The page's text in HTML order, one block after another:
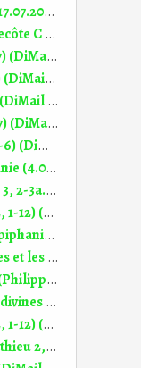
Hospitaliers Homélie 16° dim TO C (17.07.2022)
Le plein d'Esprit Saint Homélie Pentecôte C (5.06.2022)
Baptême de Jésus A (Isaïe 42, 1-4.6-7) (DiMail 149)
Baptême de Jésus A (Psaume 28 (29)) (DiMail 494)
Baptême de Jésus A (Actes 10, 34-38) (DiMail 308)
Baptême de Jésus A (Matthieu 3, 13-17) (DiMail 2)
Dimanche de l'Epiphanie (Isaïe 60, 1-6) (DiMail 52)
Visiteurs inattendus Homélie Epiphanie (4.01.2026)
Dimanche de l'Epiphanie (Ephésiens 3, 2-3a.5-6) (DiMail 101)
Dimanche de l'Epiphanie (Matthieu 2, 1-12) (DiMail 1)
La rencontre de Jésus transforme Epiphanie (5.01.2025)
Marie, Joseph, les bergers, les mages et les jeunes des cités Homélie Epiphanie (7.01.2024)
27° dimanche du Temps ordinaire A (Philippiens 4, 6-9) (DiMail 362)
Habitudes humaines, perturbations divines Homélie Ste Famille (26.12.2021)
Dimanche de l'Epiphanie (Matthieu 2, 1-12) (DiMail 1)
Dimanche de la sainte Famille A (Matthieu 2, 13-15.19-23) (DiMail 307)